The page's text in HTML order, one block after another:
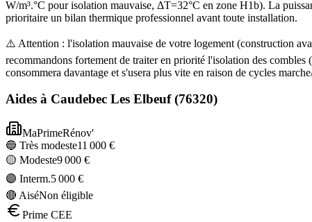
W/m³.°C pour isolation mauvaise, ΔT=32°C en zone H1b). La
prioritaire un bilan thermique professionnel avant toute installation.
⚠️ Attention : l'isolation mauvaise de votre logement (construction
recommandons fortement de traiter en priorité l'isolation des
consommera davantage et s'usera plus vite en raison de cycles
Aides à Caudebec Les Elbeuf(76320)
MaPrimeRénov'
🔵 Très modeste11 000 €
🟡 Modeste9 000 €
🟣 Interm.5 000 €
🔴 AiséNon éligible
Prime CEE